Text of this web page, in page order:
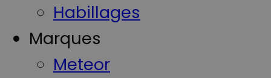
Habillages
Marques
Meteor